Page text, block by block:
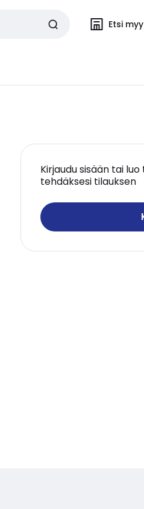
Etsi
Kirjaudu sisään tai
tehdäksesi tilauksen